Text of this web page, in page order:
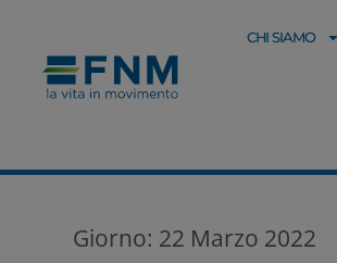
CHI SIAMO
Giorno: 22 Marzo 2022